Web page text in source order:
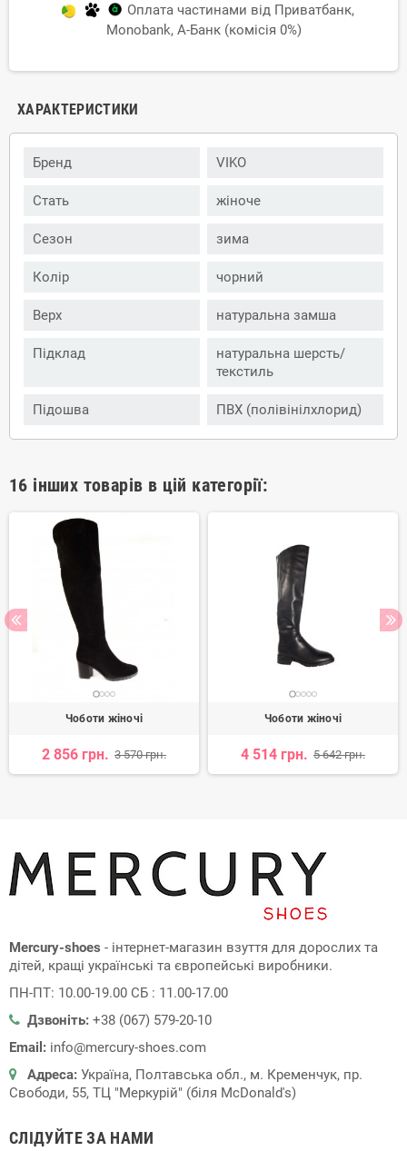
Оплата частинами від Приватбанк,
Monobank, А-Банк (комісія 0%)
ХАРАКТЕРИСТИКИ
Бренд VIKO
Стать жіноче
Сезон зима
Колір чорний
Верх натуральна замша
Підклад
натуральна шерсть/
текстиль
Підошва ПВХ (полівінілхлорид)
16 інших товарів в цій категорії:
Чоботи жіночі
2 856 грн. 3 570 грн.
Чоботи жіночі
4 514 грн. 5 642 грн.
Mercury-shoes - інтернет-магазин взуття для дорослих та
дітей, кращі українські та європейські виробники.
ПН-ПТ: 10.00-19.00 СБ : 11.00-17.00
Дзвоніть: +38 (067) 579-20-10
Email: info@mercury-shoes.com
Адреса: Україна, Полтавська обл., м. Кременчук, пр.
Свободи, 55, ТЦ "Меркурій" (біля McDonald's)
СЛІДУЙТЕ ЗА НАМИ